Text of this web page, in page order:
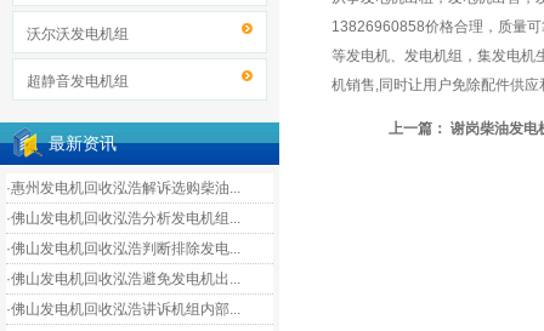
沃尔沃发电机组
超静音发电机组
最新资讯
·惠州发电机回收泓浩解诉选购柴油...
·佛山发电机回收泓浩分析发电机组...
·佛山发电机回收泓浩判断排除发电...
·佛山发电机回收泓浩避免发电机出...
·佛山发电机回收泓浩讲诉机组内部...
13826960858价格合理，质量
等发电机、发电机组，集发电机
机销售,同时让用户免除配件供
上一篇： 谢岗柴油发电